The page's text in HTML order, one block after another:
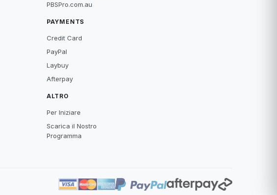
PBSPro.com.au
PAYMENTS
Credit Card
PayPal
Laybuy
Afterpay
ALTRO
Per Iniziare
Scarica il Nostro
Programma